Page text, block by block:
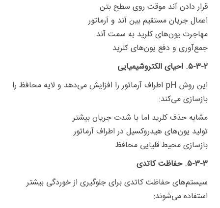
قرار دادن آند موقت روی سطح بتن
اعمال جریان مستقیم بین آند و آرماتور
مهاجرت یون‌های کلرید به سمت آند
جمع‌آوری و دفع یون‌های کلرید
۵-۳-۲. احیای الکتروشیمیایی
این روش pH اطراف آرماتور را افزایش می‌دهد و لایه محافظ را
بازسازی می‌کند:
مشابه حذف کلرید اما با شدت جریان بیشتر
تولید یون‌های هیدروکسیل در اطراف آرماتور
بازسازی محیط قلیایی محافظ
۵-۳-۳. حفاظت کاتدی
سیستم‌های حفاظت کاتدی برای جلوگیری از خوردگی بیشتر
استفاده می‌شوند: